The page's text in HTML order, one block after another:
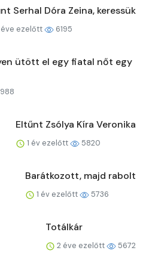
Serhal Dóra Zeina, keressük
éve ezelőtt 6195
ütött el egy fiatal nőt egy
Eltűnt Zsólya Kíra Veronika
1 év ezelőtt 5820
Barátkozott, majd rabolt
1 év ezelőtt 5736
Totálkár
2 éve ezelőtt 5672